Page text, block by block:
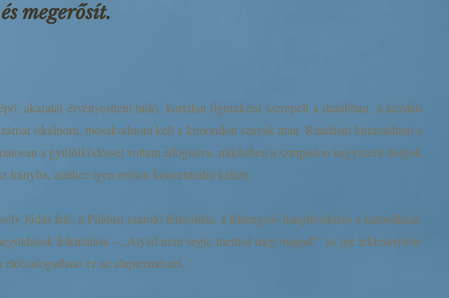
megerősít.
akaratát érvényesíteni tudó, kortalan figuraként szerepelt a darabban, a kezdeti
sikálnom, mosakodnom kell a kimondott szavak után. Ráadásul kimaradtam a
a gyűlölködéssel voltam elfoglalva, miközben a színpadon nagyszerű dolgok
irányba, amihez igen erősen koncentrálni kellett.
Júdás felé, a Pilátust zsaroló felszólítás, a fellengzős hanghordozás a katonákkal,
felkínálása – „Atyád nem segít, mentsd meg magad!” az ige lekicsinylése
ez az alaptermészet.